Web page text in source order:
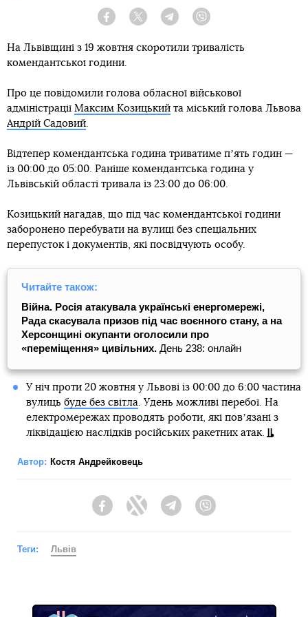
Facebook Twitter Telegram
На Львівщині з 19 жовтня скоротили тривалість
комендантської години.
Про це повідомили голова обласної військової
адміністрації Максим Козицький та міський голова Львова
Андрій Садовий.
Відтепер комендантська година триватиме пʼять годин —
із 00:00 до 05:00. Раніше комендантська година у
Львівській області тривала із 23:00 до 06:00.
Козицький нагадав, що під час комендантської години
заборонено перебувати на вулиці без спеціальних
перепусток і документів, які посвідчують особу.
Читайте також:
Війна. Росія атакувала українські енергомережі,
Рада скасувала призов під час воєнного стану, а на
Херсонщині окупанти оголосили про
«переміщення» цивільних. День 238: онлайн
У ніч проти 20 жовтня у Львові із 00:00 до 6:00 частина
вулиць буде без світла. Удень можливі перебої. На
електромережах проводять роботи, які повʼязані з
ліквідацією наслідків російських ракетних атак.
Автор: Костя Андрейковець
FacebookTwitter Telegram
Теги: Львів